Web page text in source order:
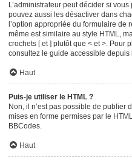
L’administrateur peut décider si
pouvez aussi les désactiver dans
l’option appropriée du formulaire
même est similaire au style HTML,
crochets [ et ] plutôt que < et >. Pour
consultez le guide accessible
Haut
Puis-je utiliser le HTML ?
Non, il n’est pas possible de publier
mises en forme permises par le
BBCodes.
Haut